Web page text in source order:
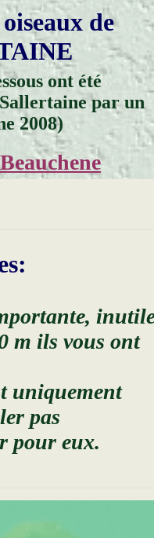
de
ont été
par un
2008)
Beauchene
m ils vous ont
uniquement
pas
pour eux.